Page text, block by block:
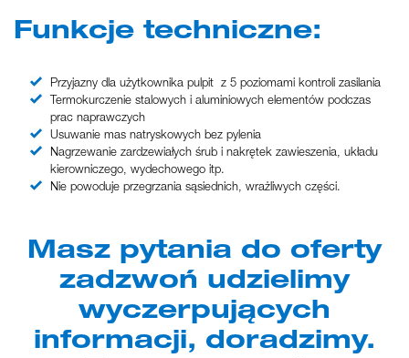
Funkcje techniczne:
Przyjazny dla użytkownika pulpit z 5 poziomami kontroli zasilania
Termokurczenie stalowych i aluminiowych elementów podczas
prac naprawczych
Usuwanie mas natryskowych bez pylenia
Nagrzewanie zardzewiałych śrub i nakrętek zawieszenia, układu
kierowniczego, wydechowego itp.
Nie powoduje przegrzania sąsiednich, wrażliwych części.
Masz pytania do oferty
zadzwoń udzielimy
wyczerpujących
informacji, doradzimy.